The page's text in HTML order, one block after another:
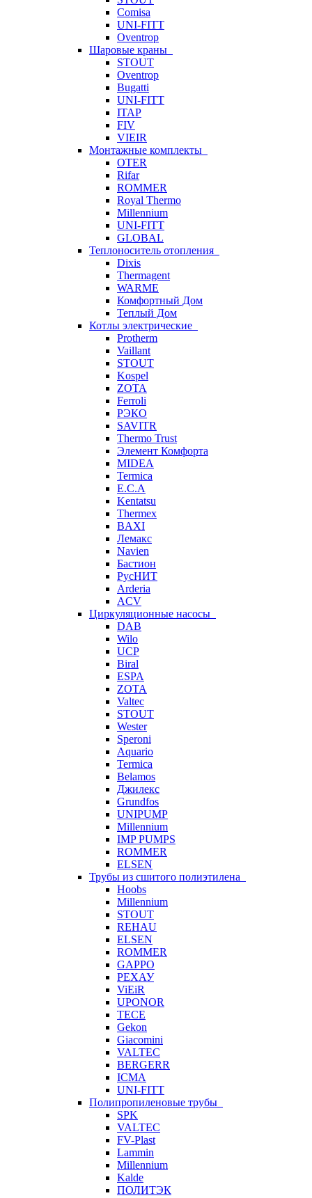
Comisa
UNI-FITT
Oventrop
Шаровые краны
STOUT
Oventrop
Bugatti
UNI-FITT
ITAP
FIV
VIEIR
Монтажные комплекты
OTER
Rifar
ROMMER
Royal Thermo
Millennium
UNI-FITT
GLOBAL
Теплоноситель отопления
Dixis
Thermagent
WARME
Комфортный Дом
Теплый Дом
Котлы электрические
Protherm
Vaillant
STOUT
Kospel
ZOTA
Ferroli
РЭКО
SAVITR
Thermo Trust
Элемент Комфорта
MIDEA
Termica
E.C.A
Kentatsu
Thermex
BAXI
Лемакс
Navien
Бастион
РусНИТ
Arderia
ACV
Циркуляционные насосы
DAB
Wilo
UCP
Biral
ESPA
ZOTA
Valtec
STOUT
Wester
Speroni
Aquario
Termica
Belamos
Джилекс
Grundfos
UNIPUMP
Millennium
IMP PUMPS
ROMMER
ELSEN
Трубы из сшитого полиэтилена
Hoobs
Millennium
STOUT
REHAU
ELSEN
ROMMER
GAPPO
РЕХАУ
ViEiR
UPONOR
TECE
Gekon
Giacomini
VALTEC
BERGERR
ICMA
UNI-FITT
Полипропиленовые трубы
SPK
VALTEC
FV-Plast
Lammin
Millennium
Kalde
ПОЛИТЭК